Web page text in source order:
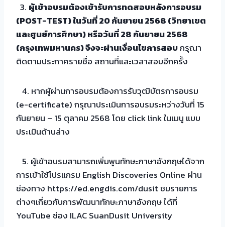
3. ผู้เข้าอบรมต้องเข้ารับการทดสอบหลังการอบรม
(POST-TEST) ในวันที่ 20 กันยายน 2568 (วิทยาเขต
และศูนย์การศึกษา) หรือวันที่ 28 กันยายน 2568
(กรุงเทพมหานคร) จึงจะผ่านเงื่อนไขการสอบกรุณา
ติดตามประกาศรายชื่อ สถานที่และเวลาสอบอีกครั้ง
4. หากผู้ผ่านการอบรมต้องการรับวุฒิบัตรการอบรม
(e-certificate) กรุณาประเมินการอบรมระหว่างวันที่ 15
กันยายน – 15 ตุลาคม 2568 โดย click link ในเมนู แบบ
ประเมินด้านล่าง
5. ผู้เข้าอบรมสามารถเพิ่มพูนทักษะภาษาอังกฤษได้จาก
การเข้าใช้โปรแกรม English Discoveries Online ผ่าน
ช่องทาง https://ed.engdis.com/dusit ชมรายการ
ต่างๆเกี่ยวกับการพัฒนาทักษะภาษาอังกฤษ ได้ที่
YouTube ช่อง ILAC SuanDusit University